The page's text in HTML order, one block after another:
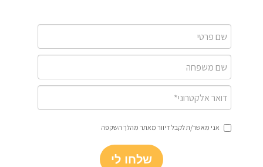
אני מאשר/ת לקבל דיוור מאתר מהלך השקפה
שלחו לי